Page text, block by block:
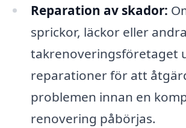
Reparation av skador:
sprickor, läckor eller
takrenoveringsföretaget
reparationer för att
problemen innan en
renovering påbörjas.